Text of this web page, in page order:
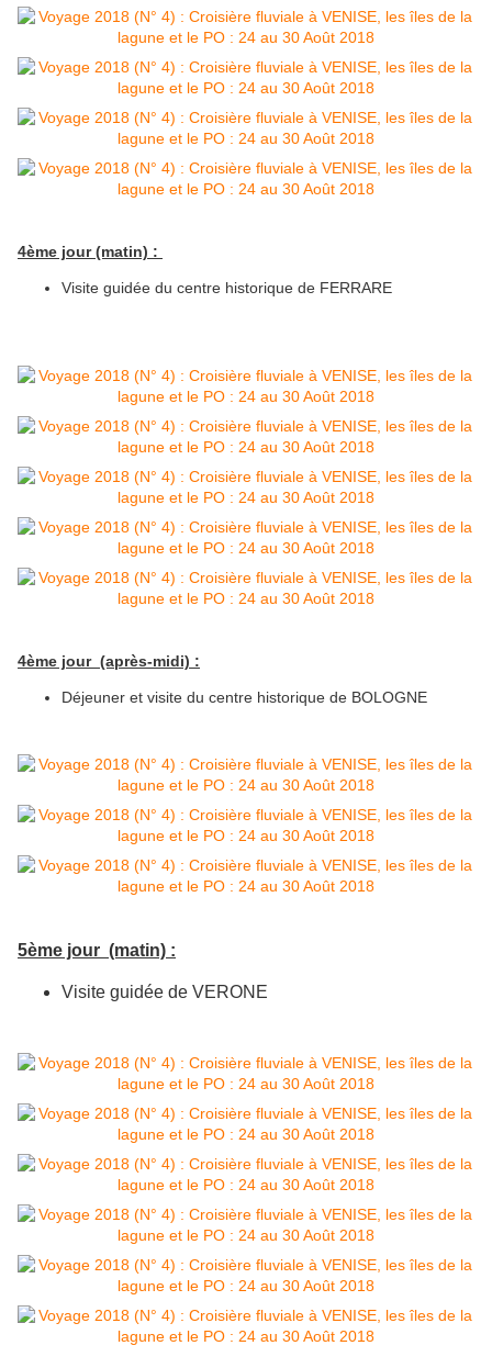
4ème jour (matin) :
Visite guidée du centre historique de FERRARE
4ème jour (après-midi) :
Déjeuner et visite du centre historique de BOLOGNE
5ème jour (matin) :
Visite guidée de VERONE